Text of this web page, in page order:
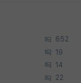
652
19
14
22